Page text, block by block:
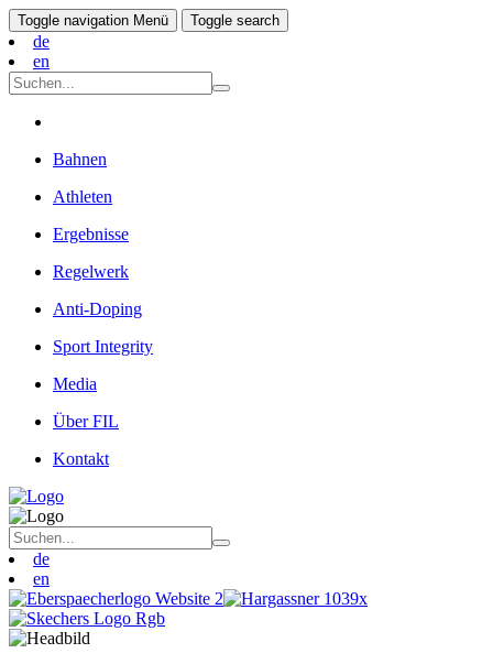
Toggle navigation Menü Toggle search
de
en
Bahnen
Athleten
Ergebnisse
Regelwerk
Anti-Doping
Sport Integrity
Media
Über FIL
Kontakt
de
en